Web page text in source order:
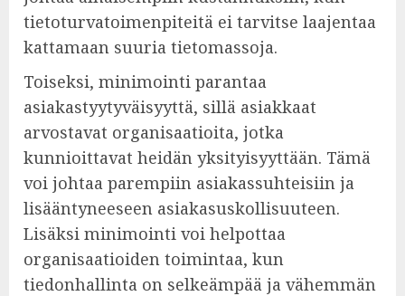
tietoturvatoimenpiteitä ei tarvitse laajentaa
kattamaan suuria tietomassoja.
Toiseksi, minimointi parantaa
asiakastyytyväisyyttä, sillä asiakkaat
arvostavat organisaatioita, jotka
kunnioittavat heidän yksityisyyttään. Tämä
voi johtaa parempiin asiakassuhteisiin ja
lisääntyneeseen asiakasuskollisuuteen.
Lisäksi minimointi voi helpottaa
organisaatioiden toimintaa, kun
tiedonhallinta on selkeämpää ja vähemmän